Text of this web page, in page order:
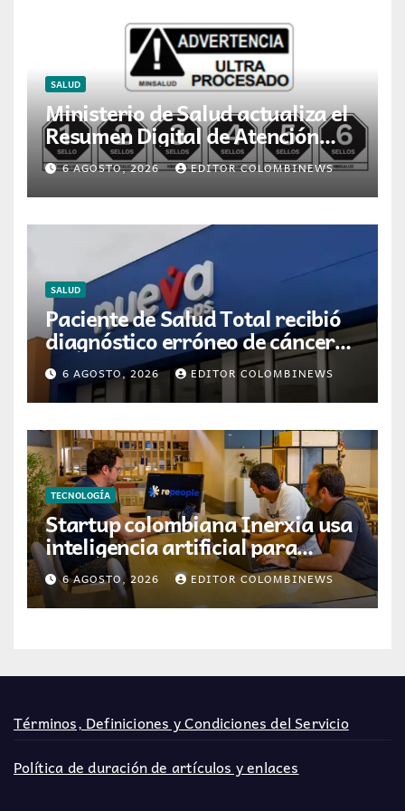
SALUD
Ministerio de Salud actualiza el
Resumen Digital de Atención
para la dispensación de
medicamentos en Colombia
6 AGOSTO, 2026 EDITOR COLOMBINEWS
SALUD
Paciente de Salud Total recibió
diagnóstico erróneo de cáncer
por resultados de otra persona
6 AGOSTO, 2026 EDITOR COLOMBINEWS
TECNOLOGÍA
Startup colombiana Inerxia usa
inteligencia artificial para
optimizar servicios de internet
6 AGOSTO, 2026 EDITOR COLOMBINEWS
Términos, Definiciones y Condiciones del Servicio
Política de duración de artículos y enlaces